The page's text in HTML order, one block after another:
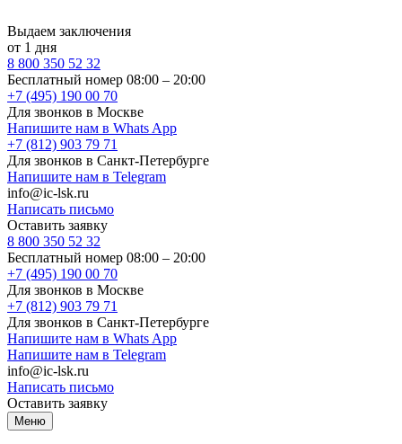
Выдаем заключения
от 1 дня
8 800 350 52 32
Бесплатный номер 08:00 – 20:00
+7 (495) 190 00 70
Для звонков в Москве
Напишите нам в Whats App
+7 (812) 903 79 71
Для звонков в Санкт-Петербурге
Напишите нам в Telegram
info@ic-lsk.ru
Написать письмо
Оставить заявку
8 800 350 52 32
Бесплатный номер 08:00 – 20:00
+7 (495) 190 00 70
Для звонков в Москве
+7 (812) 903 79 71
Для звонков в Санкт-Петербурге
Напишите нам в Whats App
Напишите нам в Telegram
info@ic-lsk.ru
Написать письмо
Оставить заявку
Меню